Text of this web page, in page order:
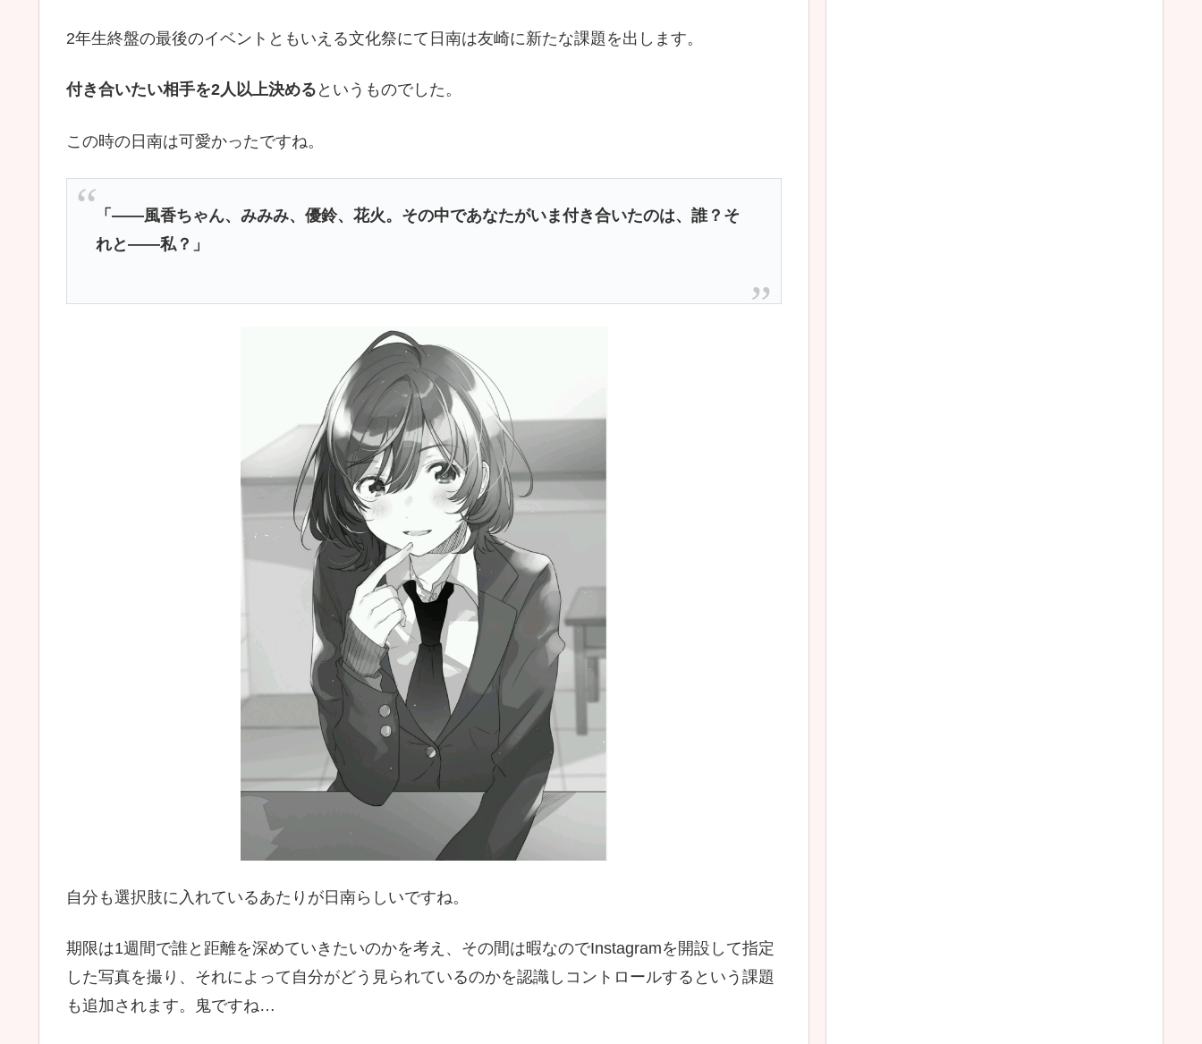
2年生終盤の最後のイベントともいえる文化祭にて日南は友崎に新たな課題を出します。
付き合いたい相手を2人以上決める というものでした。
この時の日南は可愛かったですね。
「――風香ちゃん、みみみ、優鈴、花火。その中であなたがいま付き合いたのは、誰？そ
れと――私？」
自分も選択肢に入れているあたりが日南らしいですね。
期限は1週間で誰と距離を深めていきたいのかを考え、その間は暇なのでInstagramを開設して指定
した写真を撮り、それによって自分がどう見られているのかを認識しコントロールするという課題
も追加されます。鬼ですね…